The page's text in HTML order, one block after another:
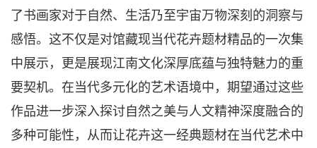
了书画家对于自然、生活乃至宇宙万物深刻的洞察与
感悟。这不仅是对馆藏现当代花卉题材精品的一次集
中展示，更是展现江南文化深厚底蕴与独特魅力的重
要契机。在当代多元化的艺术语境中，期望通过这些
作品进一步深入探讨自然之美与人文精神深度融合的
多种可能性，从而让花卉这一经典题材在当代艺术中